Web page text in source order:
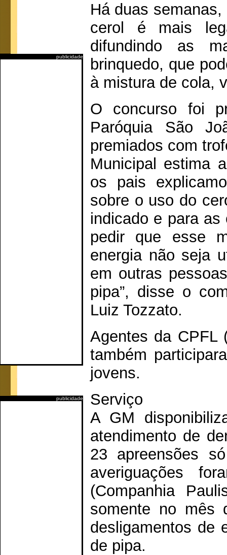
publicidade
publicidade
Há duas
cerol é mais
difundindo as
brinquedo, que
à mistura de cola,
O concurso foi
Paróquia São
premiados com
Municipal estima
os pais
sobre o uso do
indicado e para
pedir que esse
energia não seja
em outras
pipa”, disse o
Luiz Tozzato.
Agentes da CPFL
também
jovens.
Serviço
A GM
atendimento de
23 apreensões
averiguações
(Companhia
somente no mês
desligamentos de
de pipa.